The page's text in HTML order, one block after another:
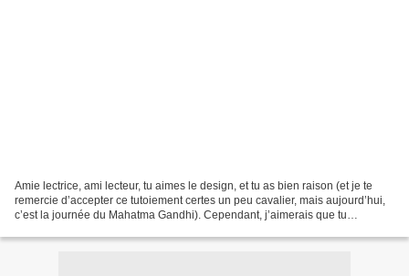
Amie lectrice, ami lecteur, tu aimes le design, et tu as bien raison (et je te
remercie d’accepter ce tutoiement certes un peu cavalier, mais aujourd’hui,
c’est la journée du Mahatma Gandhi). Cependant, j’aimerais que tu